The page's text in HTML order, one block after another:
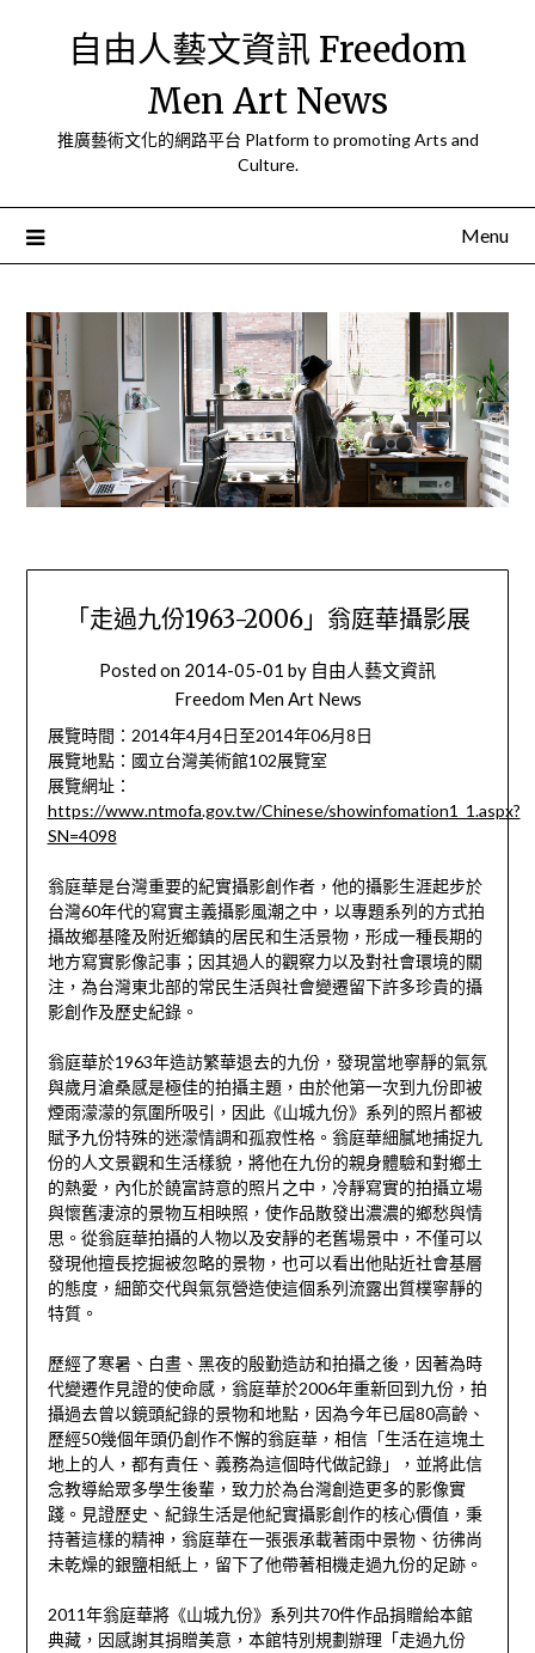
自由人藝文資訊 Freedom
Men Art News
推廣藝術文化的網路平台 Platform to promoting Arts and
Culture.
Menu
「走過九份1963-2006」翁庭華攝影展
Posted on 2014-05-01 by 自由人藝文資訊
Freedom Men Art News
展覽時間：2014年4月4日至2014年06月8日
展覽地點：國立台灣美術館102展覽室
展覽網址：
https://www.ntmofa.gov.tw/Chinese/showinfomation1_1.aspx?
SN=4098
翁庭華是台灣重要的紀實攝影創作者，他的攝影生涯起步於
台灣60年代的寫實主義攝影風潮之中，以專題系列的方式拍
攝故鄉基隆及附近鄉鎮的居民和生活景物，形成一種長期的
地方寫實影像記事；因其過人的觀察力以及對社會環境的關
注，為台灣東北部的常民生活與社會變遷留下許多珍貴的攝
影創作及歷史紀錄。
翁庭華於1963年造訪繁華退去的九份，發現當地寧靜的氣氛
與歲月滄桑感是極佳的拍攝主題，由於他第一次到九份即被
煙雨濛濛的氛圍所吸引，因此《山城九份》系列的照片都被
賦予九份特殊的迷濛情調和孤寂性格。翁庭華細膩地捕捉九
份的人文景觀和生活樣貌，將他在九份的親身體驗和對鄉土
的熱愛，內化於饒富詩意的照片之中，冷靜寫實的拍攝立場
與懷舊淒涼的景物互相映照，使作品散發出濃濃的鄉愁與情
思。從翁庭華拍攝的人物以及安靜的老舊場景中，不僅可以
發現他擅長挖掘被忽略的景物，也可以看出他貼近社會基層
的態度，細節交代與氣氛營造使這個系列流露出質樸寧靜的
特質。
歷經了寒暑、白晝、黑夜的殷勤造訪和拍攝之後，因著為時
代變遷作見證的使命感，翁庭華於2006年重新回到九份，拍
攝過去曾以鏡頭紀錄的景物和地點，因為今年已屆80高齡、
歷經50幾個年頭仍創作不懈的翁庭華，相信「生活在這塊土
地上的人，都有責任、義務為這個時代做記錄」，並將此信
念教導給眾多學生後輩，致力於為台灣創造更多的影像實
踐。見證歷史、紀錄生活是他紀實攝影創作的核心價值，秉
持著這樣的精神，翁庭華在一張張承載著雨中景物、彷彿尚
未乾燥的銀鹽相紙上，留下了他帶著相機走過九份的足跡。
2011年翁庭華將《山城九份》系列共70件作品捐贈給本館
典藏，因感謝其捐贈美意，本館特別規劃辦理「走過九份